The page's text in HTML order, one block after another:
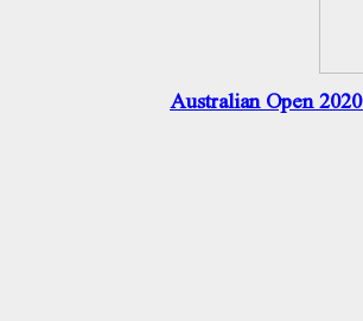
Australian Open